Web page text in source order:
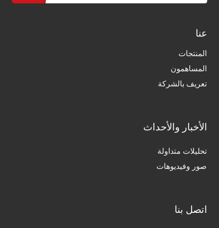
عنا
المنتجات
المساهمون
تعريف بالشركة
الأخبار والأحداث
تحليلات متداولة
صور وفيديوهات
اتصل بنا